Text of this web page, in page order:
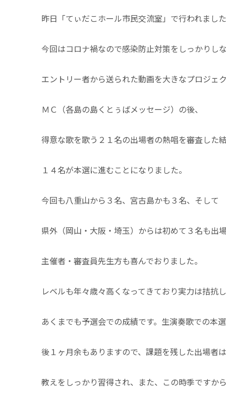
昨日「てぃだこホール市民交流室」で行われました
今回はコロナ禍なので感染防止対策をしっかりし
エントリー者から送られた動画を大きなプロジェ
ＭＣ（各島の島くとぅばメッセージ）の後、
得意な歌を歌う２１名の出場者の熱唱を審査した
１４名が本選に進むことになりました。
今回も八重山から３名、宮古島かも３名、そして
県外（岡山・大阪・埼玉）からは初めて３名も出
主催者・審査員先生方も喜んでおりました。
レベルも年々歳々高くなってきており実力は拮抗
あくまでも予選会での成績です。生演奏歌での本選
後１ヶ月余もありますので、課題を残した出場者
教えをしっかり習得され、また、この時季ですから